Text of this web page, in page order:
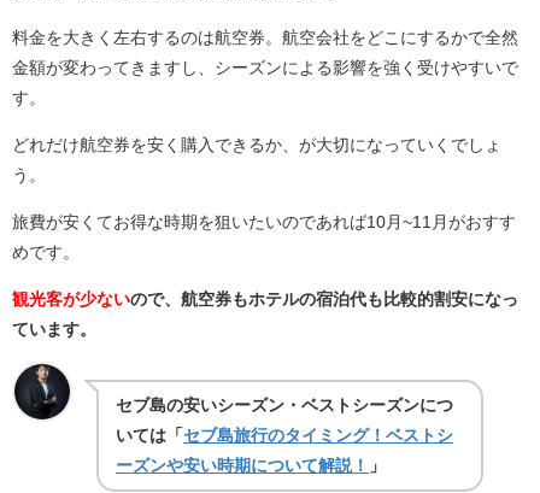
料金を大きく左右するのは航空券。航空会社をどこにするかで全然
金額が変わってきますし、シーズンによる影響を強く受けやすいで
す。
どれだけ航空券を安く購入できるか、が大切になっていくでしょ
う。
旅費が安くてお得な時期を狙いたいのであれば10月~11月がおすす
めです。
観光客が少ないので、航空券もホテルの宿泊代も比較的割安になっ
ています。
セブ島の安いシーズン・ベストシーズンにつ
いては「セブ島旅行のタイミング！ベストシ
ーズンや安い時期について解説！
」